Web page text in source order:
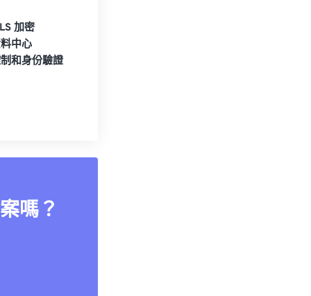
加密
中心
和身份驗證
嗎？